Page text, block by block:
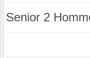
Senior 2